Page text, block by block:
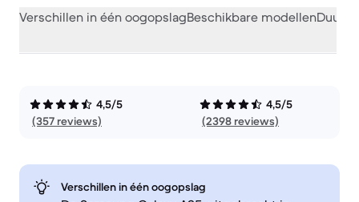
Verschillen in één oogopslagBeschikbare modellen
4,5/5
(357 reviews)
4,5/5
(2398 reviews)
Verschillen in één oogopslag